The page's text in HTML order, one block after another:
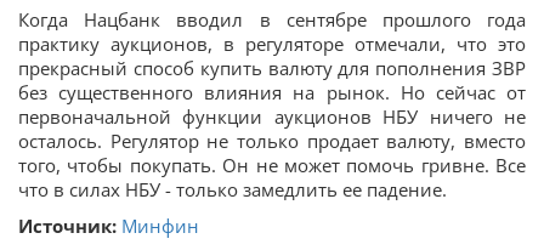
Когда Нацбанк вводил в сентябре прошлого года
практику аукционов, в регуляторе отмечали, что это
прекрасный способ купить валюту для пополнения ЗВР
без существенного влияния на рынок. Но сейчас от
первоначальной функции аукционов НБУ ничего не
осталось. Регулятор не только продает валюту, вместо
того, чтобы покупать. Он не может помочь гривне. Все
что в силах НБУ - только замедлить ее падение.
Источник: Минфин